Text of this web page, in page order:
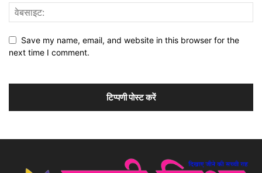
Save my name, email, and website in this browser for the
next time I comment.